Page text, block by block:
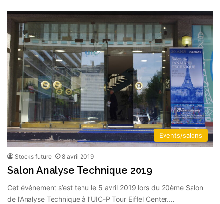
Events/salons
Stocks future 8 avril 2019
Salon Analyse Technique 2019
Cet événement s’est tenu le 5 avril 2019 lors du 20ème Salon
de l’Analyse Technique à l’UIC-P Tour Eiffel Center.…